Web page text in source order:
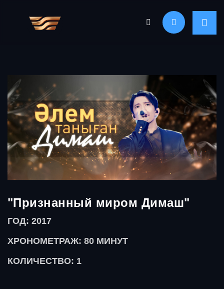
"Признанный миром Димаш"
ГОД: 2017
ХРОНОМЕТРАЖ: 80 МИНУТ
КОЛИЧЕСТВО: 1